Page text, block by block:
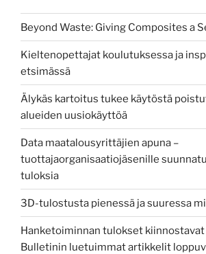
Beyond Waste: Giving Composites a
Kieltenopettajat koulutuksessa ja
etsimässä
Älykäs kartoitus tukee käytöstä
alueiden uusiokäyttöä
Data maatalousyrittäjien apuna –
tuottajaorganisaatiojäsenille
tuloksia
3D-tulostusta pienessä ja suuressa
Hanketoiminnan tulokset
Bulletinin luetuimmat artikkelit